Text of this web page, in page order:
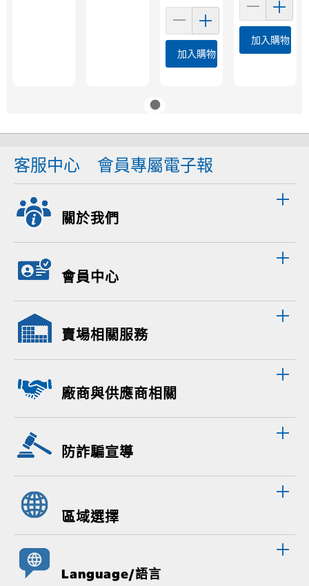
加入購物車
加入購物車
客服中心 會員專屬電子報
關於我們
會員中心
賣場相關服務
廠商與供應商相關
防詐騙宣導
區域選擇
Language/語言